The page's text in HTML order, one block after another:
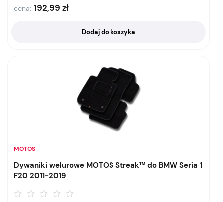
cena: 192,99 zł
Dodaj do koszyka
MOTOS
Dywaniki welurowe MOTOS Streak™ do BMW Seria 1
F20 2011-2019